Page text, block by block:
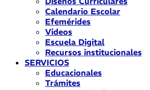
Calendario Escolar
Efemérides
Videos
Escuela Digital
Recursos institucionales
SERVICIOS
Educacionales
Trámites